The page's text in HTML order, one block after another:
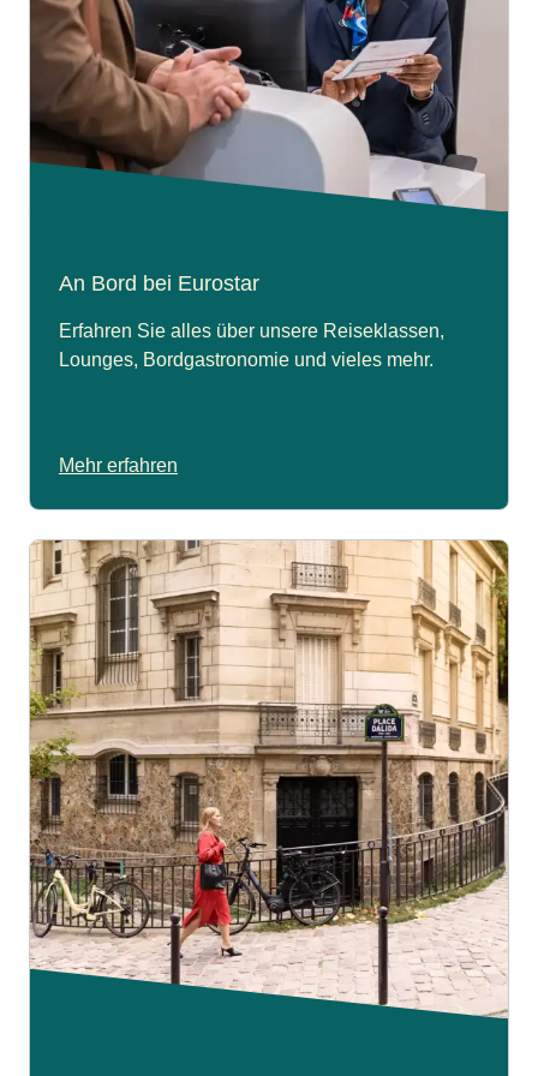
An Bord bei Eurostar
Erfahren Sie alles über unsere Reiseklassen,
Lounges, Bordgastronomie und vieles mehr.
Mehr erfahren